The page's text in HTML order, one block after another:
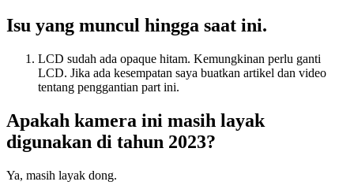
Isu yang muncul hingga saat ini.
LCD sudah ada opaque hitam. Kemungkinan perlu ganti
LCD. Jika ada kesempatan saya buatkan artikel dan video
tentang penggantian part ini.
Apakah kamera ini masih layak
digunakan di tahun 2023?
Ya, masih layak dong.